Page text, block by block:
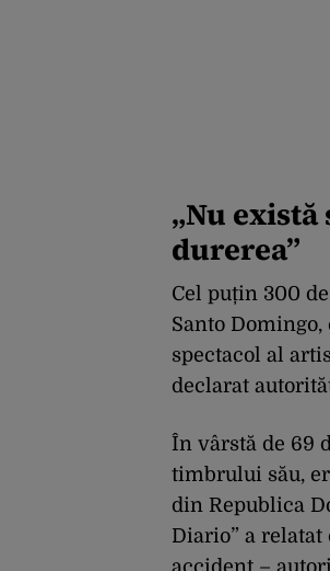
„Nu
durerea”
Cel puțin 300
Santo
spectacol al
declarat
În vârstă de 69
timbrului său,
din Republica
Diario” a